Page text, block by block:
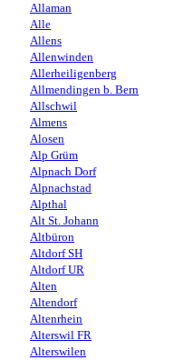
Allaman
Alle
Allens
Allenwinden
Allerheiligenberg
Allmendingen b. Bern
Allschwil
Almens
Alosen
Alp Grüm
Alpnach Dorf
Alpnachstad
Alpthal
Alt St. Johann
Altbüron
Altdorf SH
Altdorf UR
Alten
Altendorf
Altenrhein
Alterswil FR
Alterswilen